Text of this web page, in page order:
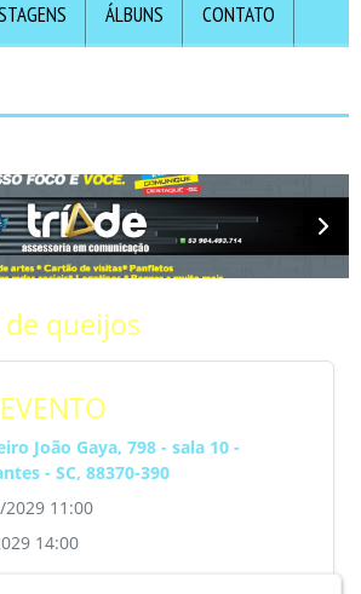
ÁLBUNS CONTATO
queijos
João Gaya, 798 - sala 10 -
- SC, 88370-390
11:00
14:00